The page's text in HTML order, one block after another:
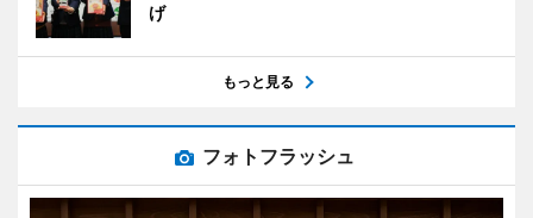
げ
もっと見る
フォトフラッシュ